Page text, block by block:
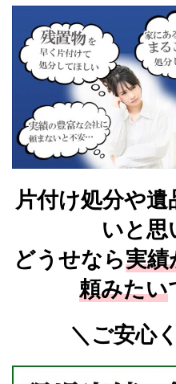
片付け処分や
いと思
どうせなら実績
頼みたい
＼ご安心